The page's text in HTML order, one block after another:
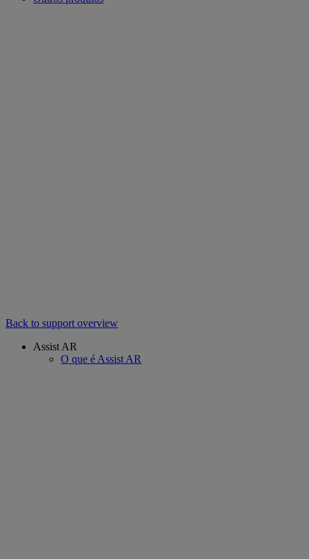
Back to support overview
Assist AR
O que é Assist AR